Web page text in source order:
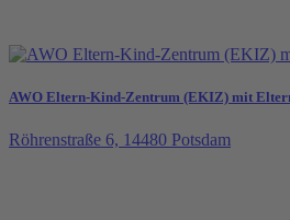
AWO Eltern-Kind-Zentrum (EKIZ) mit
Röhrenstraße 6, 14480 Potsdam